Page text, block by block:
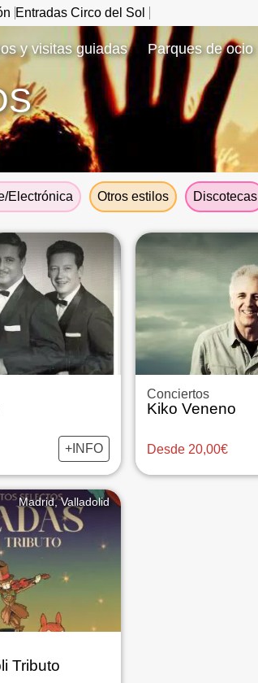
Entradas Circo del Sol
y visitas guiadas Parques de ocio
Electrónica Otros estilos Discotecas
+INFO
Conciertos
Kiko Veneno
Desde 20,00€
Madrid, Valladolid
Tributo